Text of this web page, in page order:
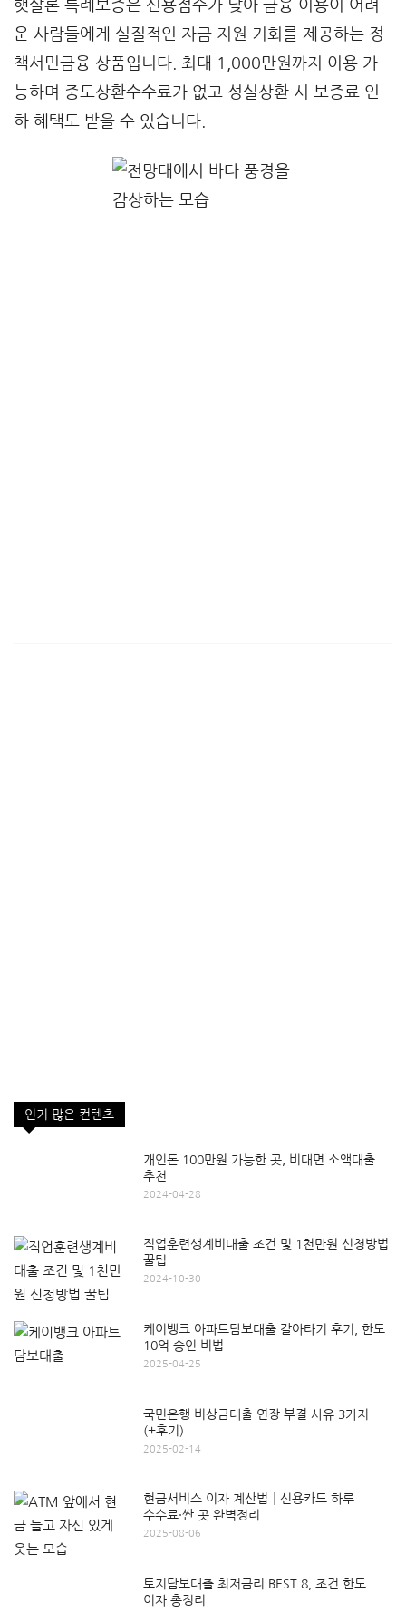
햇살론 특례보증은 신용점수가 낮아 금융 이용이 어려
운 사람들에게 실질적인 자금 지원 기회를 제공하는 정
책서민금융 상품입니다. 최대 1,000만원까지 이용 가
능하며 중도상환수수료가 없고 성실상환 시 보증료 인
하 혜택도 받을 수 있습니다.
인기 많은 컨텐츠
개인돈 100만원 가능한 곳, 비대면 소액대출
추천
2024-04-28
직업훈련생계비대출 조건 및 1천만원 신청방법
꿀팁
2024-10-30
케이뱅크 아파트담보대출 갈아타기 후기, 한도
10억 승인 비법
2025-04-25
국민은행 비상금대출 연장 부결 사유 3가지
(+후기)
2025-02-14
현금서비스 이자 계산법│신용카드 하루
수수료·싼 곳 완벽정리
2025-08-06
토지담보대출 최저금리 BEST 8, 조건 한도
이자 총정리